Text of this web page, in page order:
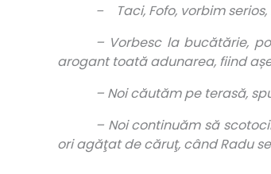
–
Taci, Fofo, vorbim
– Vorbesc la bucătărie,
arogant toată adunarea, fiind
– Noi căutăm pe terasă,
– Noi continuăm să
ori agăţat de căruţ, când Radu